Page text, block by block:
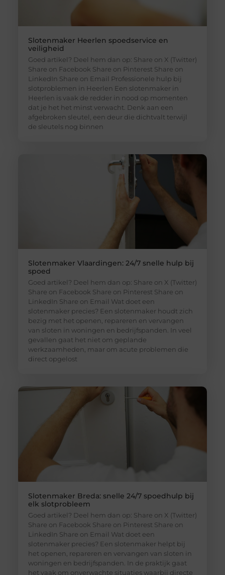
Slotenmaker Heerlen spoedservice en
veiligheid
Goed artikel? Deel hem dan op: Share on X (Twitter)
Share on Facebook Share on Pinterest Share on
LinkedIn Share on Email Professionele hulp bij
slotproblemen in Heerlen Een slotenmaker in
Heerlen is vaak de redder in nood op momenten
dat je het het minst verwacht. Denk aan een
afgebroken sleutel, een deur die dichtvalt terwijl
de sleutels nog binnen
Slotenmaker Vlaardingen: 24/7 snelle hulp bij
spoed
Goed artikel? Deel hem dan op: Share on X (Twitter)
Share on Facebook Share on Pinterest Share on
LinkedIn Share on Email Wat doet een
slotenmaker precies? Een slotenmaker houdt zich
bezig met het openen, repareren en vervangen
van sloten in woningen en bedrijfspanden. In veel
gevallen gaat het niet om geplande
werkzaamheden, maar om acute problemen die
direct opgelost
Slotenmaker Breda: snelle 24/7 spoedhulp bij
elk slotprobleem
Goed artikel? Deel hem dan op: Share on X (Twitter)
Share on Facebook Share on Pinterest Share on
LinkedIn Share on Email Wat doet een
slotenmaker precies? Een slotenmaker helpt bij
het openen, repareren en vervangen van sloten in
woningen en bedrijfspanden. In de praktijk gaat
het vaak om onverwachte situaties waarbij directe